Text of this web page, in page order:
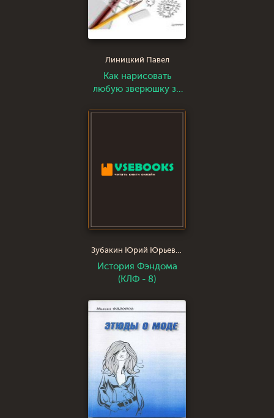
Линицкий Павел
Как нарисовать
любую зверюшку за
Зубакин Юрий Юрьевич
История Фэндома
(КЛФ - 8)